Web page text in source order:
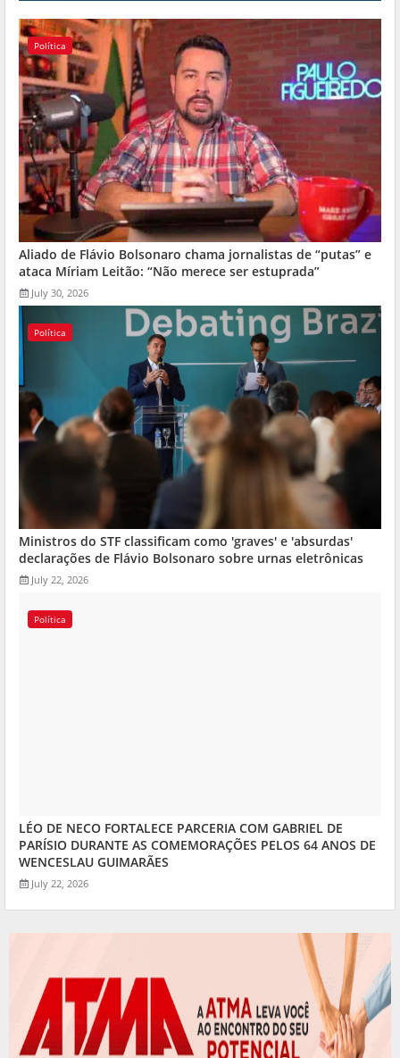
Política
Aliado de Flávio Bolsonaro chama jornalistas de “putas” e
ataca Míriam Leitão: “Não merece ser estuprada”
July 30, 2026
Política
Ministros do STF classificam como 'graves' e 'absurdas'
declarações de Flávio Bolsonaro sobre urnas eletrônicas
July 22, 2026
Política
LÉO DE NECO FORTALECE PARCERIA COM GABRIEL DE
PARÍSIO DURANTE AS COMEMORAÇÕES PELOS 64 ANOS DE
WENCESLAU GUIMARÃES
July 22, 2026